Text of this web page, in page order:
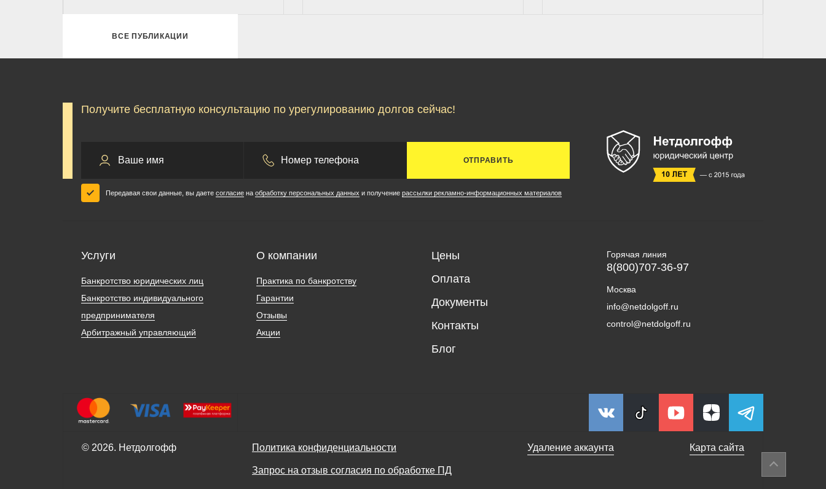
ВСЕ ПУБЛИКАЦИИ
Получите бесплатную консультацию по урегулированию долгов сейчас!
ОТПРАВИТЬ
Передавая свои данные, вы даете согласие на обработку персональных данных и получение рассылки рекламно-информационных материалов
Услуги
Банкротство юридических лиц
Банкротство индивидуального
предпринимателя
Арбитражный управляющий
О компании
Практика по банкротству
Гарантии
Отзывы
Акции
Цены
Оплата
Документы
Контакты
Блог
Горячая линия
8(800)707-36-97
Москва
info@netdolgoff.ru
control@netdolgoff.ru
© 2026. Нетдолгофф Политика конфиденциальности
Запрос на отзыв согласия по обработке ПД
Удаление аккаунта Карта сайта